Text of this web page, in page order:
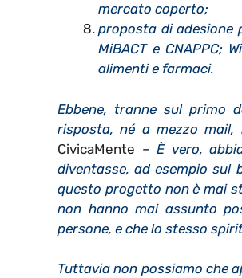
mercato coperto;
proposta di adesione
MiBACT e CNAPPC;
alimenti e farmaci.
Ebbene, tranne sul primo
risposta, né a mezzo
CivicaMente – È vero,
diventasse, ad esempio
questo progetto non è mai
non hanno mai assunto
persone, e che lo stesso
Tuttavia non possiamo che